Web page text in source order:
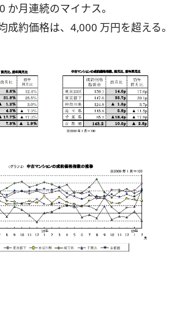
か月連続のマイナス。
成約価格は、4,000 万円を超える。